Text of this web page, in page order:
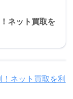
ネット買取を
ネット買取を利